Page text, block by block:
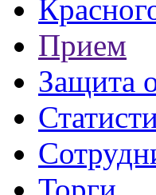
Прием
Защита